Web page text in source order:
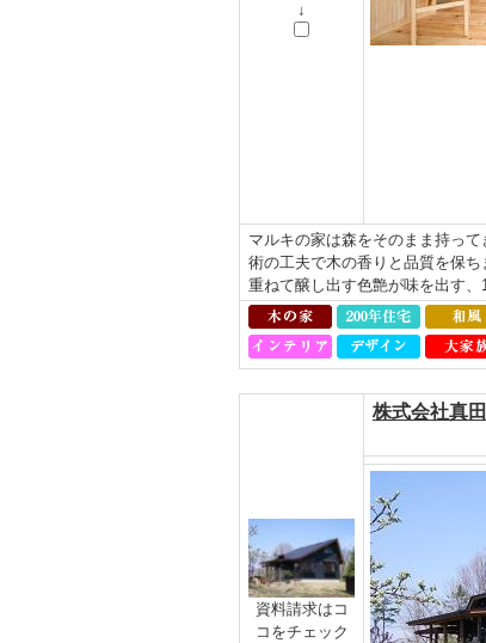
↓
マルキの家は森をそのまま持っ
術の工夫で木の香りと品質を保
重ねて醸し出す色艶が味を出す
資料請求はコ
コをチェック
株式会社真